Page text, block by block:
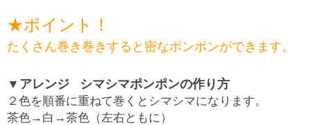
★ポイント！
たくさん巻き巻きすると密なポンポンができます。
▼アレンジ シマシマポンポンの作り方
２色を順番に重ねて巻くとシマシマになります。
茶色→白→茶色（左右ともに）